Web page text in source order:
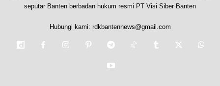
seputar Banten berbadan hukum resmi PT Visi Siber Banten
Hubungi kami: rdkbantennews@gmail.com